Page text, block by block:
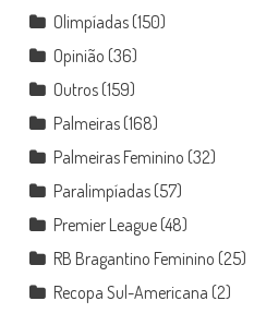
Olimpíadas(150)
Opinião (36)
Outros(159)
Palmeiras(168)
Palmeiras Feminino (32)
Paralimpíadas(57)
Premier League(48)
RB Bragantino Feminino (25)
Recopa Sul-Americana (2)